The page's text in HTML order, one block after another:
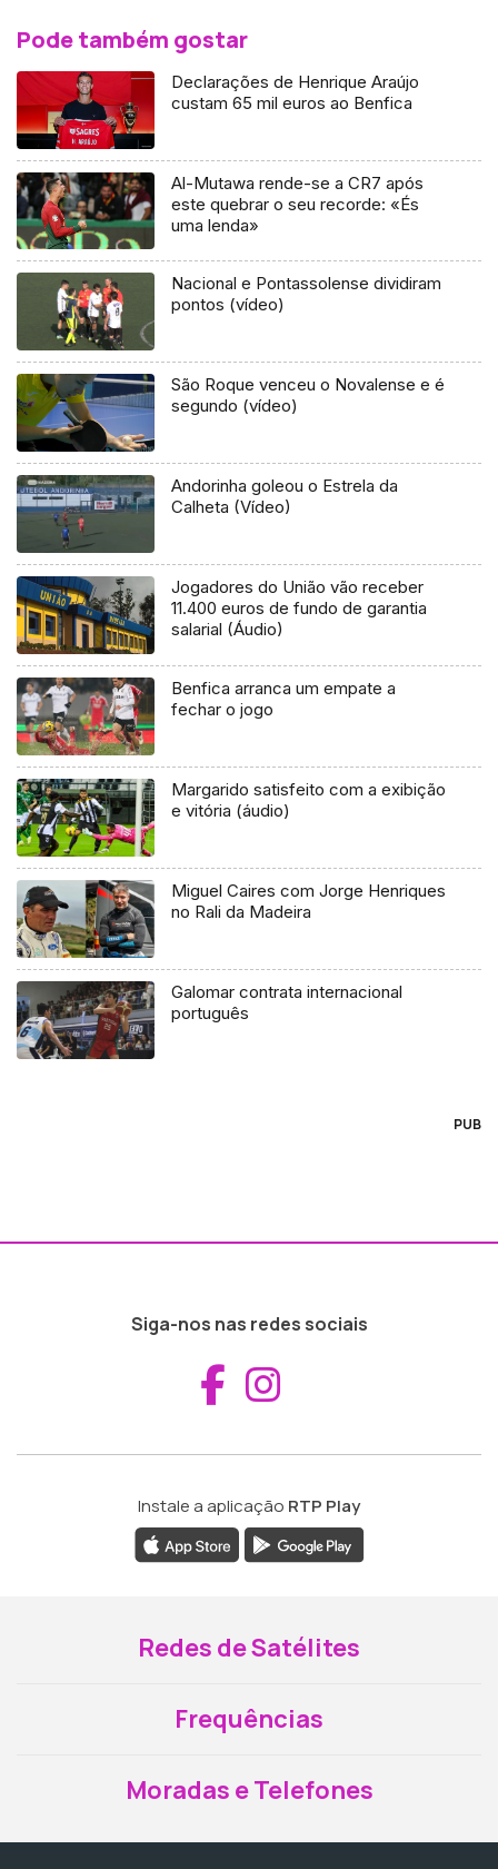
Pode também gostar
Declarações de Henrique Araújo
custam 65 mil euros ao Benfica
Al-Mutawa rende-se a CR7 após
este quebrar o seu recorde: «És
uma lenda»
Nacional e Pontassolense dividiram
pontos (vídeo)
São Roque venceu o Novalense e é
segundo (vídeo)
Andorinha goleou o Estrela da
Calheta (Vídeo)
Jogadores do União vão receber
11.400 euros de fundo de garantia
salarial (Áudio)
Benfica arranca um empate a
fechar o jogo
Margarido satisfeito com a exibição
e vitória (áudio)
Miguel Caires com Jorge Henriques
no Rali da Madeira
Galomar contrata internacional
português
PUB
Siga-nos nas redes sociais
Aceder ao
Instale a aplicação RTP Play
Redes de Satélites
Frequências
Moradas e Telefones